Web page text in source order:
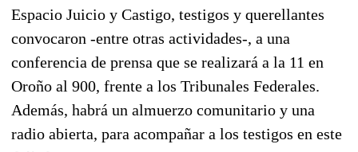
Espacio Juicio y Castigo, testigos y querellantes
convocaron -entre otras actividades-, a una
conferencia de prensa que se realizará a la 11 en
Oroño al 900, frente a los Tribunales Federales.
Además, habrá un almuerzo comunitario y una
radio abierta, para acompañar a los testigos en este